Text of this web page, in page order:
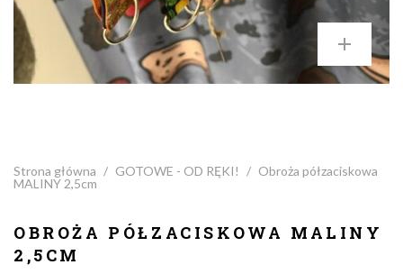
Strona główna / GOTOWE - OD RĘKI! / Obroża półzaciskowa
MALINY 2,5cm
OBROŻA PÓŁZACISKOWA MALINY
2,5CM